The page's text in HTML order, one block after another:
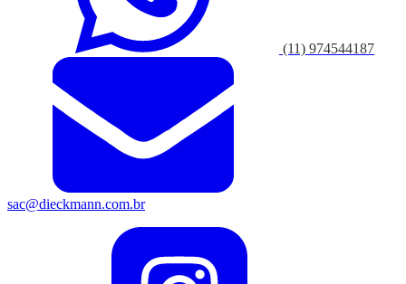
(11) 974544187
sac@dieckmann.com.br